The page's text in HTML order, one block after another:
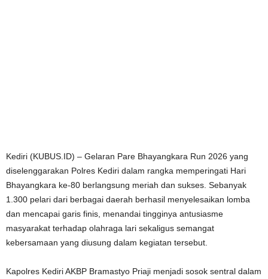
Kediri (KUBUS.ID) – Gelaran Pare Bhayangkara Run 2026 yang
diselenggarakan Polres Kediri dalam rangka memperingati Hari
Bhayangkara ke-80 berlangsung meriah dan sukses. Sebanyak
1.300 pelari dari berbagai daerah berhasil menyelesaikan lomba
dan mencapai garis finis, menandai tingginya antusiasme
masyarakat terhadap olahraga lari sekaligus semangat
kebersamaan yang diusung dalam kegiatan tersebut.
Kapolres Kediri AKBP Bramastyo Priaji menjadi sosok sentral dalam